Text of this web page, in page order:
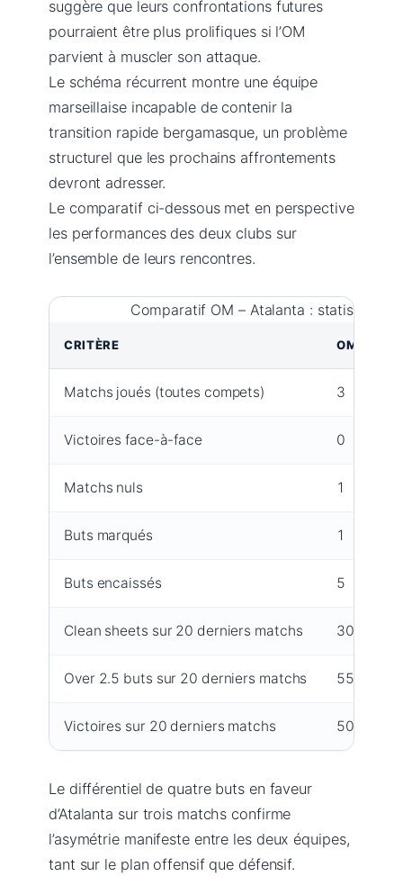
suggère que leurs confrontations futures
pourraient être plus prolifiques si l’OM
parvient à muscler son attaque.
Le schéma récurrent montre une équipe
marseillaise incapable de contenir la
transition rapide bergamasque, un problème
structurel que les prochains affrontements
devront adresser.
Le comparatif ci-dessous met en perspective
les performances des deux clubs sur
l’ensemble de leurs rencontres.
Comparatif OM – Atalanta : statistiques
CRITÈRE OM
Matchs joués (toutes compets) 3
Victoires face-à-face 0
Matchs nuls 1
Buts marqués 1
Buts encaissés 5
Clean sheets sur 20 derniers matchs 30%
Over 2.5 buts sur 20 derniers matchs 55%
Victoires sur 20 derniers matchs 50%
Le différentiel de quatre buts en faveur
d’Atalanta sur trois matchs confirme
l’asymétrie manifeste entre les deux équipes,
tant sur le plan offensif que défensif.